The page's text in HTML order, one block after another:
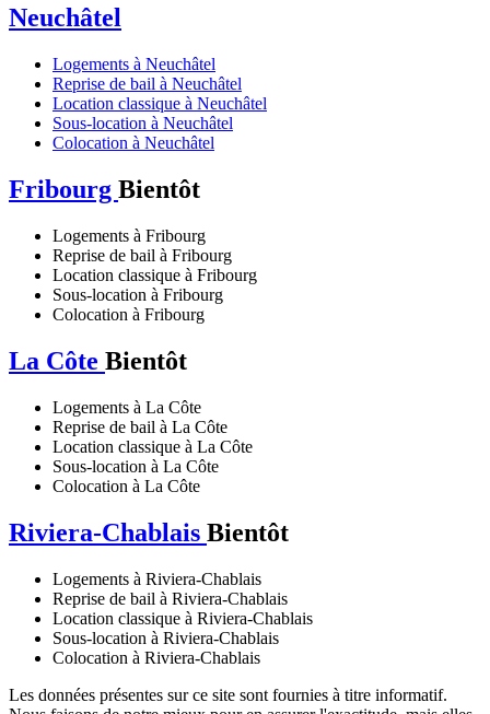
Neuchâtel
Logements à Neuchâtel
Reprise de bail à Neuchâtel
Location classique à Neuchâtel
Sous-location à Neuchâtel
Colocation à Neuchâtel
Fribourg Bientôt
Logements à Fribourg
Reprise de bail à Fribourg
Location classique à Fribourg
Sous-location à Fribourg
Colocation à Fribourg
La Côte Bientôt
Logements à La Côte
Reprise de bail à La Côte
Location classique à La Côte
Sous-location à La Côte
Colocation à La Côte
Riviera-Chablais Bientôt
Logements à Riviera-Chablais
Reprise de bail à Riviera-Chablais
Location classique à Riviera-Chablais
Sous-location à Riviera-Chablais
Colocation à Riviera-Chablais
Les données présentes sur ce site sont fournies à titre informatif.